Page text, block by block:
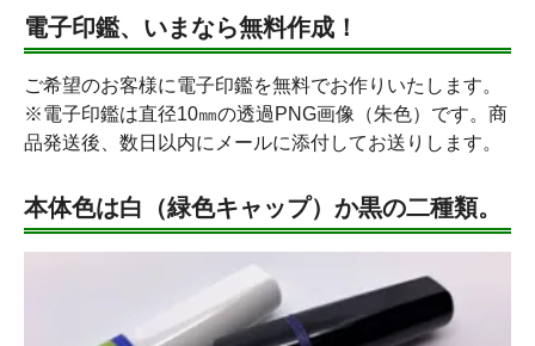
電子印鑑、いまなら無料作成！
ご希望のお客様に電子印鑑を無料でお作りいたします。
※電子印鑑は直径10㎜の透過PNG画像（朱色）です。商
品発送後、数日以内にメールに添付してお送りします。
本体色は白（緑色キャップ）か黒の二種類。